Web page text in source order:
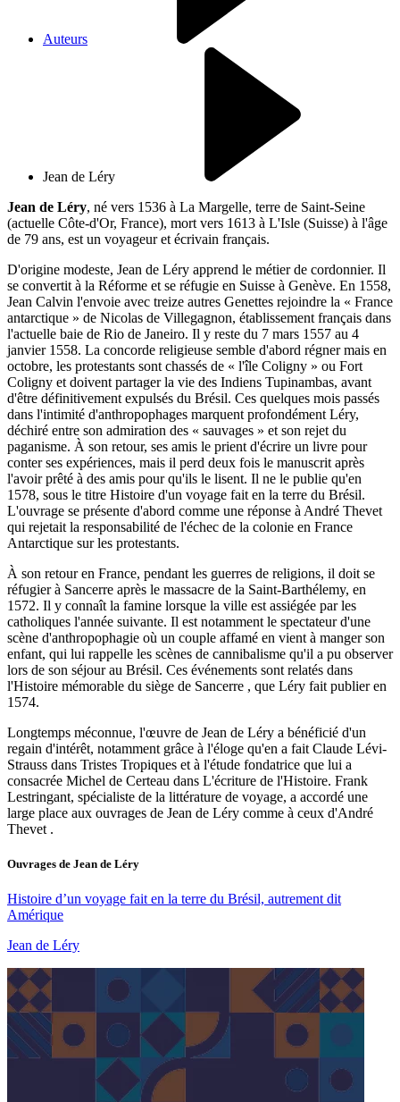
Auteurs
Jean de Léry
Jean de Léry, né vers 1536 à La Margelle, terre de Saint-Seine
(actuelle Côte-d'Or, France), mort vers 1613 à L'Isle (Suisse) à l'âge
de 79 ans, est un voyageur et écrivain français.
D'origine modeste, Jean de Léry apprend le métier de cordonnier. Il
se convertit à la Réforme et se réfugie en Suisse à Genève. En 1558,
Jean Calvin l'envoie avec treize autres Genettes rejoindre la « France
antarctique » de Nicolas de Villegagnon, établissement français dans
l'actuelle baie de Rio de Janeiro. Il y reste du 7 mars 1557 au 4
janvier 1558. La concorde religieuse semble d'abord régner mais en
octobre, les protestants sont chassés de « l'île Coligny » ou Fort
Coligny et doivent partager la vie des Indiens Tupinambas, avant
d'être définitivement expulsés du Brésil. Ces quelques mois passés
dans l'intimité d'anthropophages marquent profondément Léry,
déchiré entre son admiration des « sauvages » et son rejet du
paganisme. À son retour, ses amis le prient d'écrire un livre pour
conter ses expériences, mais il perd deux fois le manuscrit après
l'avoir prêté à des amis pour qu'ils le lisent. Il ne le publie qu'en
1578, sous le titre Histoire d'un voyage fait en la terre du Brésil.
L'ouvrage se présente d'abord comme une réponse à André Thevet
qui rejetait la responsabilité de l'échec de la colonie en France
Antarctique sur les protestants.
À son retour en France, pendant les guerres de religions, il doit se
réfugier à Sancerre après le massacre de la Saint-Barthélemy, en
1572. Il y connaît la famine lorsque la ville est assiégée par les
catholiques l'année suivante. Il est notamment le spectateur d'une
scène d'anthropophagie où un couple affamé en vient à manger son
enfant, qui lui rappelle les scènes de cannibalisme qu'il a pu observer
lors de son séjour au Brésil. Ces événements sont relatés dans
l'Histoire mémorable du siège de Sancerre , que Léry fait publier en
1574.
Longtemps méconnue, l'œuvre de Jean de Léry a bénéficié d'un
regain d'intérêt, notamment grâce à l'éloge qu'en a fait Claude Lévi-
Strauss dans Tristes Tropiques et à l'étude fondatrice que lui a
consacrée Michel de Certeau dans L'écriture de l'Histoire. Frank
Lestringant, spécialiste de la littérature de voyage, a accordé une
large place aux ouvrages de Jean de Léry comme à ceux d'André
Thevet .
Ouvrages de Jean de Léry
Histoire d’un voyage fait en la terre du Brésil, autrement dit
Amérique
Jean de Léry